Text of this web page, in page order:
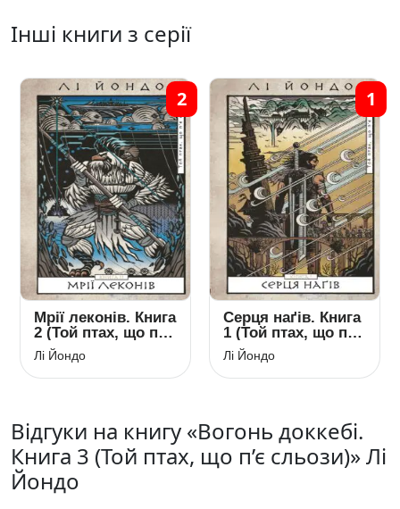
Інші книги з серії
Мрії леконів. Книга
2 (Той птах, що п’є
сльози)
Лі Йондо
2
Серця наґів. Книга
1 (Той птах, що п’є
сльози)
Лі Йондо
1
Відгуки на книгу «Вогонь доккебі.
Книга 3 (Той птах, що п’є сльози)» Лі
Йондо